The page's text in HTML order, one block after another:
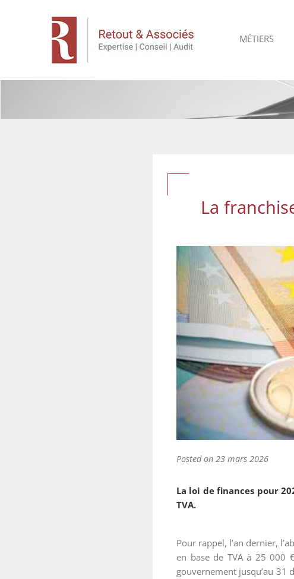
MÉTIERS
La
Posted on 23 mars 2026
La loi de finances pour
TVA.
Pour rappel, l’an dernier,
en base de TVA à 25 000
gouvernement jusqu’au 31